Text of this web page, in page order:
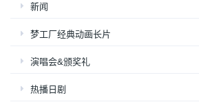
新闻
梦工厂经典动画长片
演唱会&颁奖礼
热播日剧